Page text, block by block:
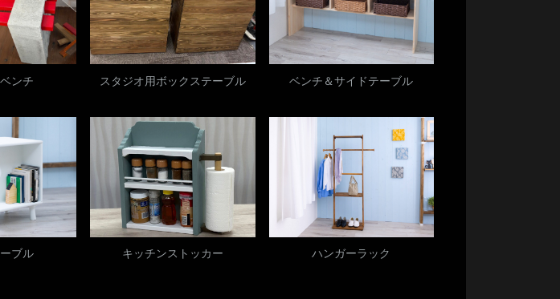
t
:
ンチ スタジオ用ボックステーブル ベンチ＆サイドテーブル
ブル キッチンストッカー ハンガーラック